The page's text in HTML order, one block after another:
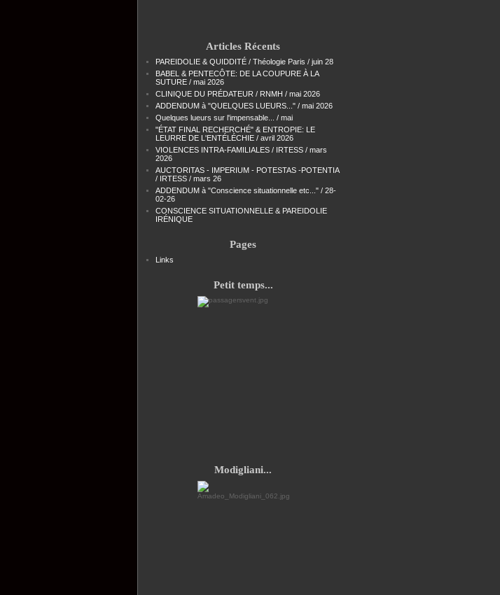
Articles Récents
PAREIDOLIE & QUIDDITÉ / Théologie Paris / juin 28
BABEL & PENTECÔTE: DE LA COUPURE À LA
SUTURE / mai 2026
CLINIQUE DU PRÉDATEUR / RNMH / mai 2026
ADDENDUM à "QUELQUES LUEURS..." / mai 2026
Quelques lueurs sur l'impensable... / mai
"ÉTAT FINAL RECHERCHÉ" & ENTROPIE: LE
LEURRE DE L'ENTÉLÉCHIE / avril 2026
VIOLENCES INTRA-FAMILIALES / IRTESS / mars
2026
AUCTORITAS - IMPERIUM - POTESTAS -POTENTIA
/ IRTESS / mars 26
ADDENDUM à "Conscience situationnelle etc..." / 28-
02-26
CONSCIENCE SITUATIONNELLE & PAREIDOLIE
IRÉNIQUE
Pages
Links
Petit temps...
Modigliani...